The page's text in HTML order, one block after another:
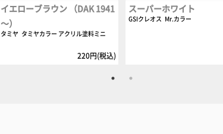
イエローブラウン （DAK 1941
～）
タミヤ タミヤカラー アクリル塗料ミニ
220円(税込)
スーパーホワイト
GSIクレオス Mr.カラー